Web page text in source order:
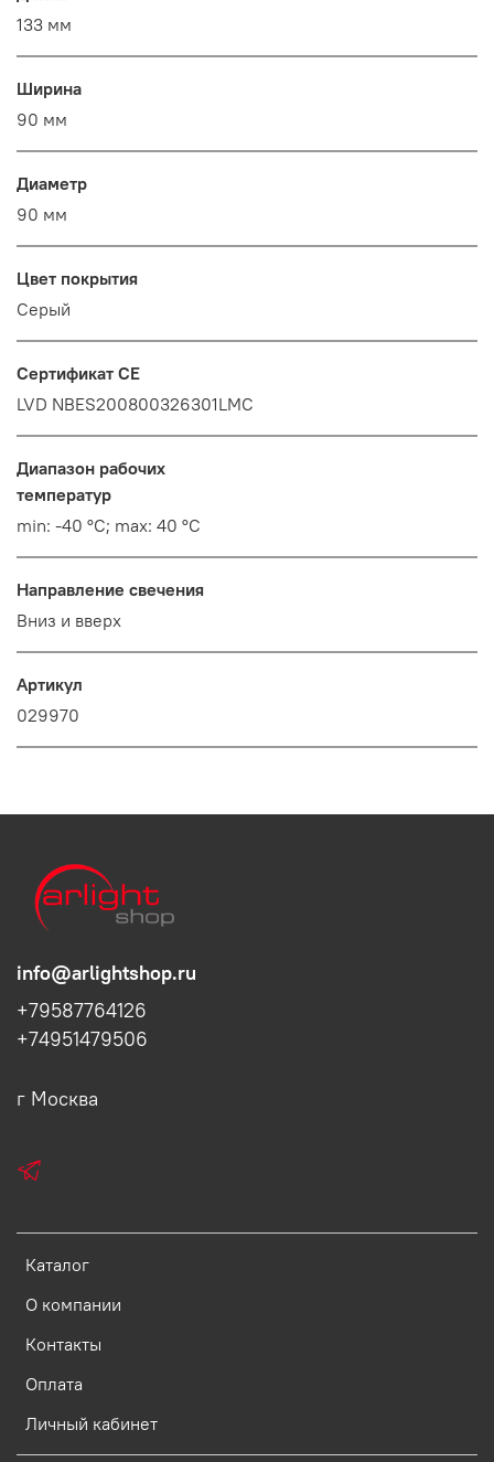
133 мм
Ширина
90 мм
Диаметр
90 мм
Цвет покрытия
Серый
Сертификат CE
LVD NBES200800326301LMC
Диапазон рабочих
температур
min: -40 °C; max: 40 °C
Направление свечения
Вниз и вверх
Артикул
029970
Каталог
О компании
Контакты
Оплата
Личный кабинет
info@arlightshop.ru
+79587764126
+74951479506
г Москва